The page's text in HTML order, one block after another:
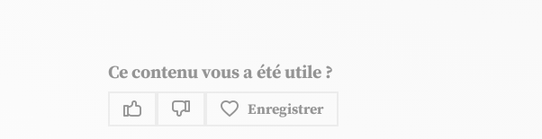
Ce contenu vous a été utile ?
Enregistrer